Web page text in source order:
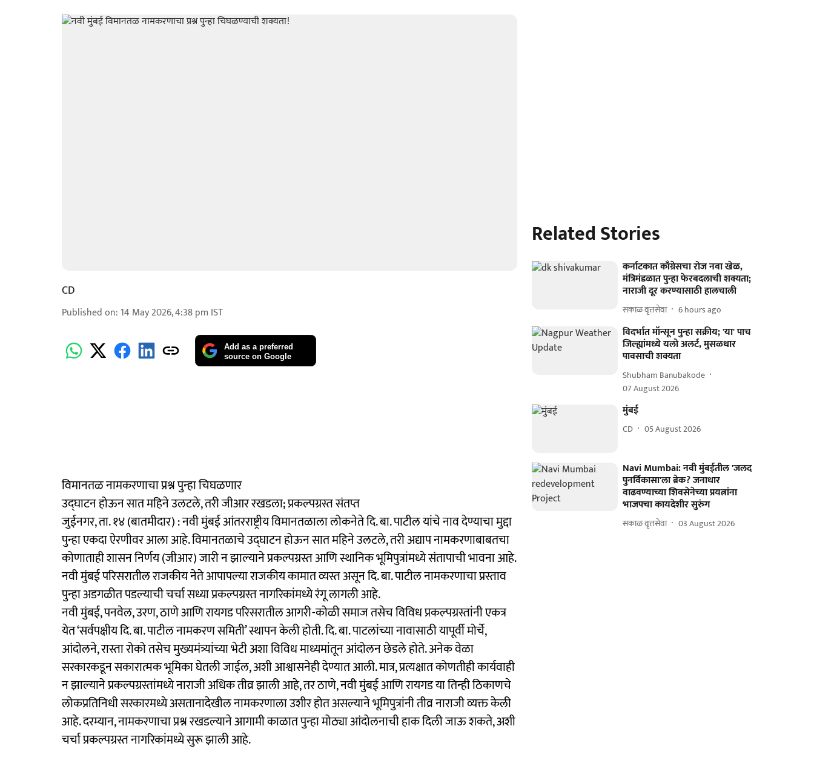
CD
Published on: 14 May 2026, 4:38 pm IST
Add as a preferred
source on Google
विमानतळ नामकरणाचा प्रश्न पुन्हा चिघळणार
उद्‍घाटन होऊन सात महिने उलटले, तरी जीआर रखडला; प्रकल्पग्रस्त संतप्त
जुईनगर, ता. १४ (बातमीदार) : नवी मुंबई आंतरराष्ट्रीय विमानतळाला लोकनेते दि. बा. पाटील यांचे नाव देण्याचा मुद्दा
पुन्हा एकदा ऐरणीवर आला आहे. विमानतळाचे उद्‍घाटन होऊन सात महिने उलटले, तरी अद्याप नामकरणाबाबतचा
कोणाताही शासन निर्णय (जीआर) जारी न झाल्याने प्रकल्पग्रस्त आणि स्थानिक भूमिपुत्रांमध्ये संतापाची भावना आहे.
नवी मुंबई परिसरातील राजकीय नेते आपापल्या राजकीय कामात व्यस्त असून दि. बा. पाटील नामकरणाचा प्रस्ताव
पुन्हा अडगळीत पडल्याची चर्चा सध्या प्रकल्पग्रस्त नागरिकांमध्ये रंगू लागली आहे.
नवी मुंबई, पनवेल, उरण, ठाणे आणि रायगड परिसरातील आगरी-कोळी समाज तसेच विविध प्रकल्पग्रस्तांनी एकत्र
येत ‘सर्वपक्षीय दि. बा. पाटील नामकरण समिती’ स्थापन केली होती. दि. बा. पाटलांच्या नावासाठी यापूर्वी मोर्चे,
आंदोलने, रास्ता रोको तसेच मुख्यमंत्र्यांच्या भेटी अशा विविध माध्यमांतून आंदोलन छेडले होते. अनेक वेळा
सरकारकडून सकारात्मक भूमिका घेतली जाईल, अशी आश्वासनेही देण्यात आली. मात्र, प्रत्यक्षात कोणतीही कार्यवाही
न झाल्याने प्रकल्पग्रस्तांमध्ये नाराजी अधिक तीव्र झाली आहे, तर ठाणे, नवी मुंबई आणि रायगड या तिन्ही ठिकाणचे
लोकप्रतिनिधी सरकारमध्ये असतानादेखील नामकरणाला उशीर होत असल्याने भूमिपुत्रांनी तीव्र नाराजी व्यक्त केली
आहे. दरम्यान, नामकरणाचा प्रश्न रखडल्याने आगामी काळात पुन्हा मोठ्या आंदोलनाची हाक दिली जाऊ शकते, अशी
चर्चा प्रकल्पग्रस्त नागरिकांमध्ये सुरू झाली आहे.
Related Stories
कर्नाटकात काँग्रेसचा रोज नवा खेळ,
मंत्रिमंडळात पुन्हा फेरबदलाची शक्यता;
नाराजी दूर करण्यासाठी हालचाली
सकाळ वृत्तसेवा 6 hours ago
विदर्भात मॉन्सून पुन्हा सक्रीय; 'या' पाच
जिल्ह्यांमध्ये यलो अलर्ट, मुसळधार
पावसाची शक्यता
Shubham Banubakode
07 August 2026
मुंबई
CD 05 August 2026
Navi Mumbai: नवी मुंबईतील 'जलद
पुनर्विकासा'ला ब्रेक? जनाधार
वाढवण्याच्या शिवसेनेच्या प्रयत्नांना
भाजपचा कायदेशीर सुरुंग
सकाळ वृत्तसेवा 03 August 2026